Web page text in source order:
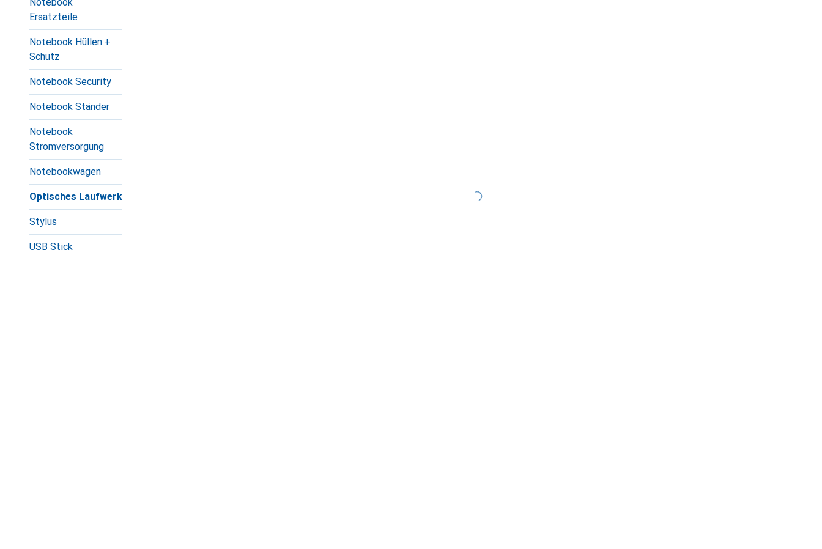
Ersatzteile
Notebook Hüllen +
Schutz
Notebook Security
Notebook Ständer
Notebook
Stromversorgung
Notebookwagen
Optisches Laufwerk
Stylus
USB Stick